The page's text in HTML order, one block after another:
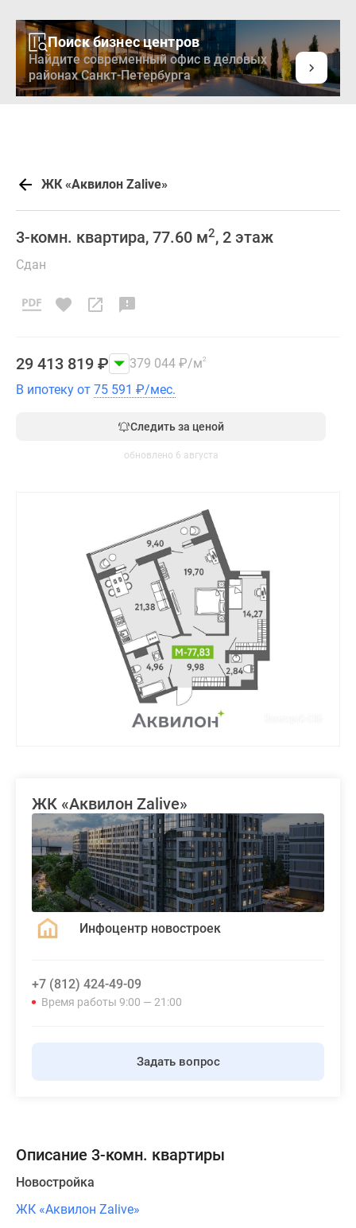
Поиск бизнес центров
Найдите современный офис в деловых
районах Санкт-Петербурга
ЖК «Аквилон Zalive»
3-комн. квартира, 77.60 м2, 2 этаж
Сдан
29 413 819 ₽ 379 044 ₽/м2
В ипотеку от 75 591 ₽/мес.
Следить за ценой
обновлено 6 августа
ЖК «Аквилон Zalive»
Инфоцентр новостроек
+7 (812) 424-49-09
Время работы 9:00 — 21:00
Задать вопрос
Описание 3-комн. квартиры
Новостройка
ЖК «Аквилон Zalive»